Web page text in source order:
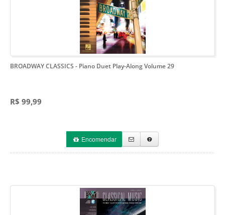
BROADWAY CLASSICS - Piano Duet Play-Along Volume 29
R$ 99,99
Encomendar